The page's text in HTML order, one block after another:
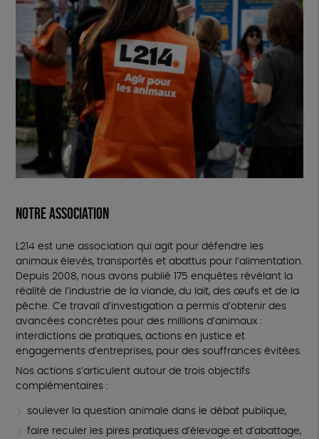
NOTRE ASSOCIATION
L214 est une association qui agit pour défendre les
animaux élevés, transportés et abattus pour l’alimentation.
Depuis 2008, nous avons publié 175 enquêtes révélant la
réalité de l’industrie de la viande, du lait, des œufs et de la
pêche. Ce travail d’investigation a permis d’obtenir des
avancées concrètes pour des millions d’animaux :
interdictions de pratiques, actions en justice et
engagements d’entreprises, pour des souffrances évitées.
Nos actions s’articulent autour de trois objectifs
complémentaires :
soulever la question animale dans le débat publique,
faire reculer les pires pratiques d’élevage et d’abattage,